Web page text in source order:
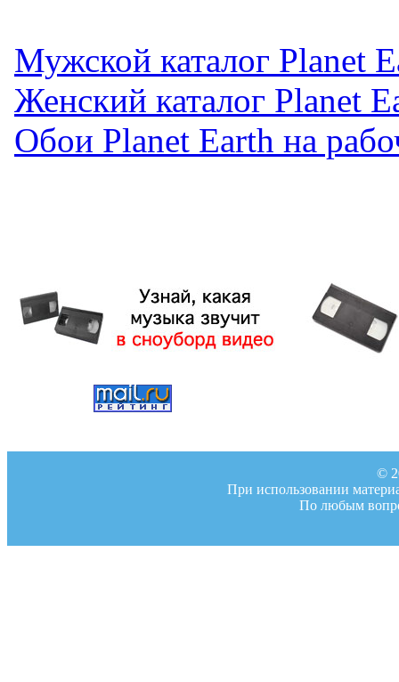
Мужской каталог Planet
Женский каталог Planet
Обои Planet Earth на
©
При использовании
По любым